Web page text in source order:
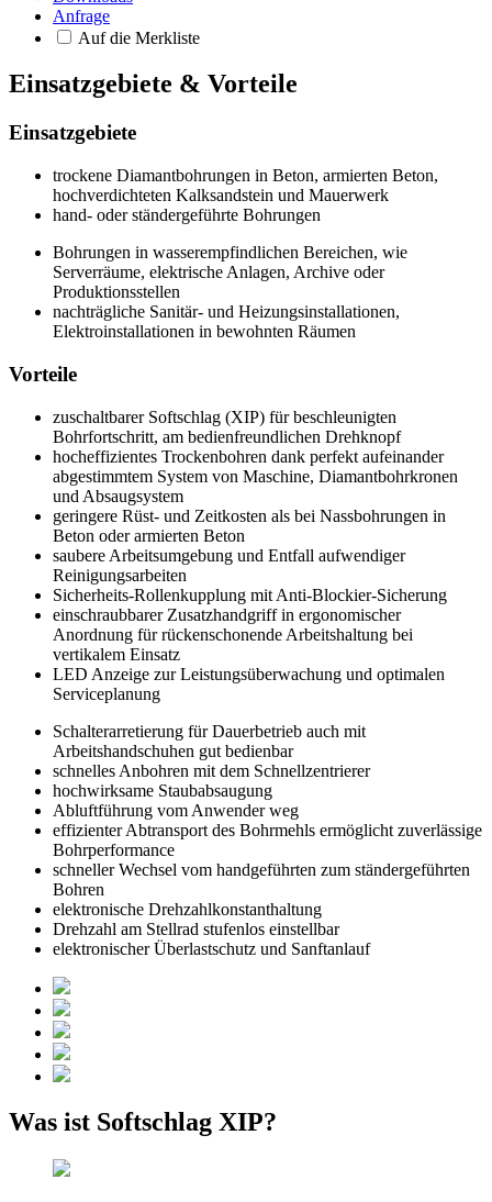
Anfrage
Auf die Merkliste
Einsatzgebiete & Vorteile
Einsatzgebiete
trockene Diamantbohrungen in Beton, armierten Beton,
hochverdichteten Kalksandstein und Mauerwerk
hand- oder ständergeführte Bohrungen
Bohrungen in wasserempfindlichen Bereichen, wie
Serverräume, elektrische Anlagen, Archive oder
Produktionsstellen
nachträgliche Sanitär- und Heizungsinstallationen,
Elektroinstallationen in bewohnten Räumen
Vorteile
zuschaltbarer Softschlag (XIP) für beschleunigten
Bohrfortschritt, am bedienfreundlichen Drehknopf
hocheffizientes Trockenbohren dank perfekt aufeinander
abgestimmtem System von Maschine, Diamantbohrkronen
und Absaugsystem
geringere Rüst- und Zeitkosten als bei Nassbohrungen in
Beton oder armierten Beton
saubere Arbeitsumgebung und Entfall aufwendiger
Reinigungsarbeiten
Sicherheits-Rollenkupplung mit Anti-Blockier-Sicherung
einschraubbarer Zusatzhandgriff in ergonomischer
Anordnung für rückenschonende Arbeitshaltung bei
vertikalem Einsatz
LED Anzeige zur Leistungsüberwachung und optimalen
Serviceplanung
Schalterarretierung für Dauerbetrieb auch mit
Arbeitshandschuhen gut bedienbar
schnelles Anbohren mit dem Schnellzentrierer
hochwirksame Staubabsaugung
Abluftführung vom Anwender weg
effizienter Abtransport des Bohrmehls ermöglicht zuverlässige
Bohrperformance
schneller Wechsel vom handgeführten zum ständergeführten
Bohren
elektronische Drehzahlkonstanthaltung
Drehzahl am Stellrad stufenlos einstellbar
elektronischer Überlastschutz und Sanftanlauf
Was ist Softschlag XIP?